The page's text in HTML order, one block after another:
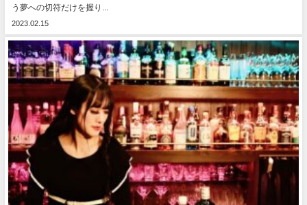
う夢への切符だけを握り...
2023.02.15